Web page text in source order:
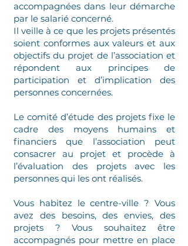
accompagnées dans leur démarche
par le salarié concerné.
Il veille à ce que les projets présentés
soient conformes aux valeurs et aux
objectifs du projet de l’association et
répondent aux principes de
participation et d’implication des
personnes concernées.
Le comité d’étude des projets fixe le
cadre des moyens humains et
financiers que l’association peut
consacrer au projet et procède à
l’évaluation des projets avec les
personnes qui les ont réalisés.
Vous habitez le centre-ville ? Vous
avez des besoins, des envies, des
projets ? Vous souhaitez être
accompagnés pour mettre en place